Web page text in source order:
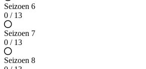
Seizoen 6
0 / 13
Seizoen 7
0 / 13
Seizoen 8